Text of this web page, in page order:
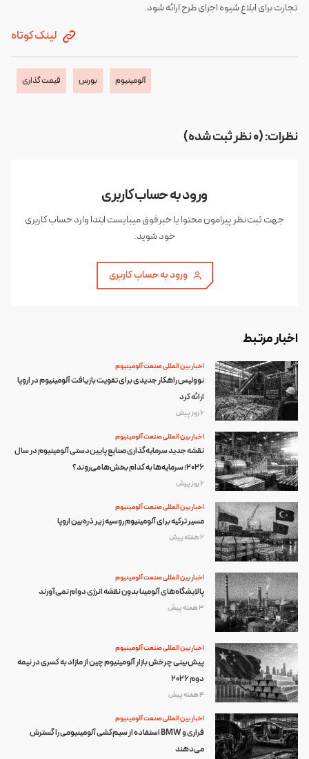
تجارت برای ابلاغ شیوه اجرای طرح ارائه شود.
لینک کوتاه
آلومینیوم بورس قیمت گذاری
نظرات: (0 نظر ثبت شده)
ورود به حساب کاربری
جهت ثبت نظر پیرامون محتوا یا خبر فوق میبایست ابتدا وارد حساب کاربری
خود شوید.
ورود به حساب کاربری
اخبار مرتبط
اخبار بین المللی صنعت آلومینیوم
نوولیس راهکار جدیدی برای تقویت بازیافت آلومینیوم در اروپا
ارائه کرد
6 روز پیش
اخبار بین المللی صنعت آلومینیوم
نقشه جدید سرمایه‌گذاری صنایع پایین‌دستی آلومینیوم در سال
۲۰۲۶؛ سرمایه‌ها به کدام بخش‌ها می‌روند؟
6 روز پیش
اخبار بین المللی صنعت آلومینیوم
مسیر ترکیه برای آلومینیوم روسیه زیر ذره‌بین اروپا
2 هفته پیش
اخبار بین المللی صنعت آلومینیوم
پالایشگاه‌های آلومینا بدون نقشه انرژی دوام نمی‌آورند
3 هفته پیش
اخبار بین المللی صنعت آلومینیوم
پیش‌بینی چرخش بازار آلومینیوم چین از مازاد به کسری در نیمه
دوم ۲۰۲۶
4 هفته پیش
اخبار بین المللی صنعت آلومینیوم
فراری و BMW استفاده از سیم‌کشی آلومینیومی را گسترش
می‌دهند